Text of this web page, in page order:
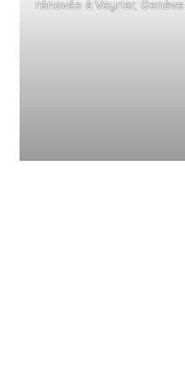
rénovée à Veyrier, Genève